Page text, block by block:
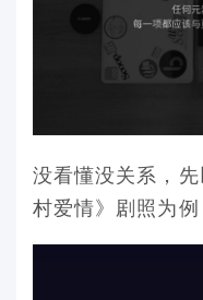
没看懂没关系，
村爱情》剧照为例